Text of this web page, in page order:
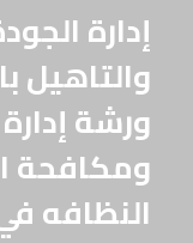
إدارة
ورشة
ومكافحة
النظافه